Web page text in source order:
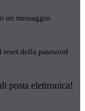
un messaggio
della password
posta elettronica!